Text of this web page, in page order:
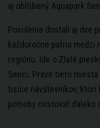
aj obľúbený Aquapark
Povolenie dostali aj dve
každoročne patria medzi
regiónu. Ide o Zlaté
Senci. Práve tieto
tisíce návštevníkov, ktorí
potreby cestovať ďaleko